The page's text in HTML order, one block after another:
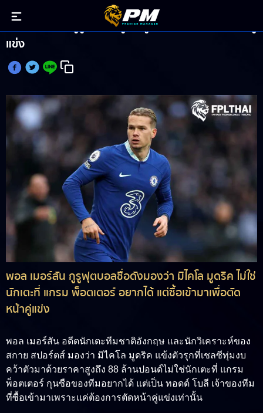
คนใช้ไม่ได้ซื้อ! กูรูชี้สิงห์บลูซื้อ มูดริค แค่อยากตัดหน้าคู่
แข่ง
พอล เมอร์สัน กูรูฟุตบอลชื่อดังมองว่า มิไคโล มูดริค ไม่ใช่
นักเตะที่ แกรม พ็อตเตอร์ อยากได้ แต่ซื้อเข้ามาเพื่อตัด
หน้าคู่แข่ง
พอล เมอร์สัน อดีตนักเตะทีมชาติอังกฤษ และนักวิเคราะห์ของ
สกาย สปอร์ตส์ มองว่า มิไคโล มูดริค แข้งตัวรุกที่เชลซีทุ่มงบ
คว้าตัวมาด้วยราคาสูงถึง 88 ล้านปอนด์ไม่ใช่นักเตะที่ แกรม
พ็อตเตอร์ กุนซือของทีมอยากได้ แต่เป็น ทอดด์ โบลี เจ้าของทีม
ที่ซื้อเข้ามาเพราะแค่ต้องการตัดหน้าคู่แข่งเท่านั้น